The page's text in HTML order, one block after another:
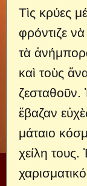
Τὶς κρύες
φρόντιζε
τὰ
καὶ τοὺς
ζεσταθοῦν.
ἔβαζαν
μάταιο
χείλη τους.